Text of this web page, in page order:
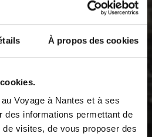
À propos des cookies
Voyage à Nantes et à ses
des informations permettant de
visites, de vous proposer des